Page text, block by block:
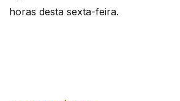
horas desta sexta-feira.